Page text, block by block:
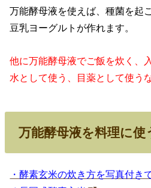
万能酵母液を使えば、種菌を起
豆乳ヨーグルトが作れます。
他に万能酵母液でご飯を炊く、
水として使う、目薬として使う
万能酵母液を料理に使
・酵素玄米の炊き方を写真付